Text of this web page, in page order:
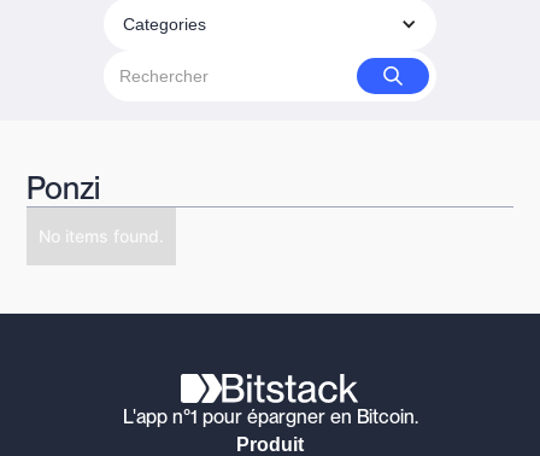
Categories
Ponzi
No items found.
L'app n°1 pour épargner en Bitcoin.
Produit